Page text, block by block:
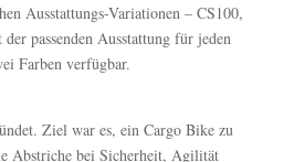
Ausstattungs-Variationen – CS100,
passenden Ausstattung für jeden
Farben verfügbar.
Ziel war es, ein Cargo Bike zu
Abstriche bei Sicherheit, Agilität